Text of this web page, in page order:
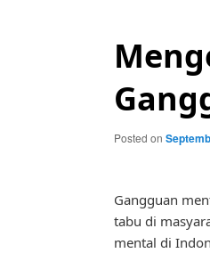
Posted on
Gangguan
tabu di
mental di